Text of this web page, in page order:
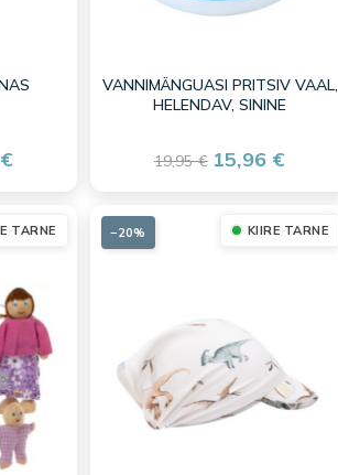
VANNIMÄNGUASI PRITSIV VAAL,
HELENDAV, SININE
19,95 € 15,96 €
TARNE KIIRE TARNE
−20%